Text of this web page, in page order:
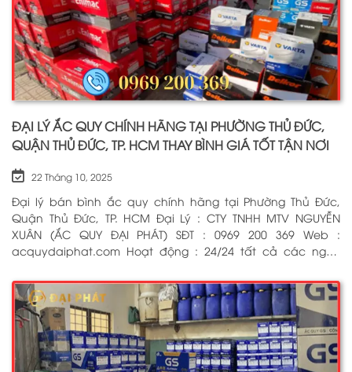
ĐẠI LÝ ẮC QUY CHÍNH HÃNG TẠI PHƯỜNG THỦ ĐỨC,
QUẬN THỦ ĐỨC, TP. HCM THAY BÌNH GIÁ TỐT TẬN NƠI
22 Tháng 10, 2025
Đại lý bán bình ắc quy chính hãng tại Phường Thủ Đức,
Quận Thủ Đức, TP. HCM Đại Lý : CTY TNHH MTV NGUYỄN
XUÂN (ẮC QUY ĐẠI PHÁT) SĐT : 0969 200 369 Web :
acquydaiphat.com Hoạt động : 24/24 tất cả các ngày
cho xe ô tô, xe máy, xe tải, cứu hộ ắc quy tận nơi 24/7 BẤM
ĐỂ GỌI NGAY CHO CHÚNG TÔI: 0969 200 369